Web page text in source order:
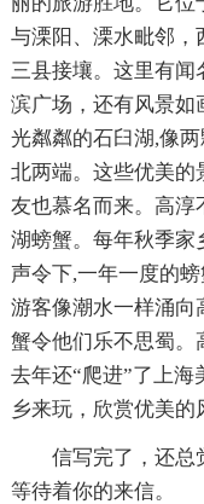
与溧阳、溧水毗邻，
三县接壤。这里有闻
滨广场，还有风景如
光粼粼的石臼湖,像
北两端。这些优美的
友也慕名而来。高淳
湖螃蟹。每年秋季家
声令下,一年一度的
游客像潮水一样涌向
蟹令他们乐不思蜀。
去年还“爬进”了上
乡来玩，欣赏优美的
信写完了，还总
等待着你的来信。